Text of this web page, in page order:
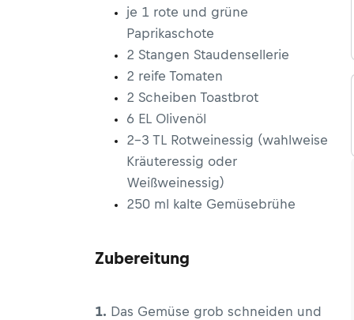
je 1 rote und grüne
Paprikaschote
2 Stangen Staudensellerie
2 reife Tomaten
2 Scheiben Toastbrot
6 EL Olivenöl
2–3 TL Rotweinessig (wahlweise
Kräuteressig oder
Weißweinessig)
250 ml kalte Gemüsebrühe
Zubereitung
1. Das Gemüse grob schneiden und